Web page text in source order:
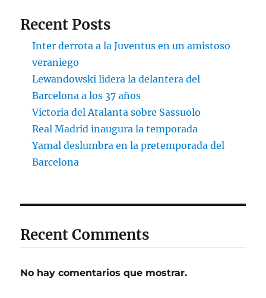
Recent Posts
Inter derrota a la Juventus en un amistoso
veraniego
Lewandowski lidera la delantera del
Barcelona a los 37 años
Victoria del Atalanta sobre Sassuolo
Real Madrid inaugura la temporada
Yamal deslumbra en la pretemporada del
Barcelona
Recent Comments
No hay comentarios que mostrar.